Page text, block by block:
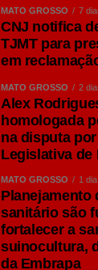
MATO GROSSO 7
CNJ notifica
TJMT para
em
MATO GROSSO 2
Alex
homologada
na disputa
Legislativa de
MATO GROSSO 1
Planejamento
sanitário são
fortalecer a
suinocultura,
da Embrapa